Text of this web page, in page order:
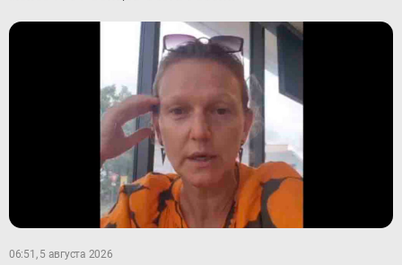
06:51, 5 августа 2026